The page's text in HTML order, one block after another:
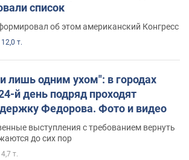
список
об этом американский Конгресс
12,0 т.
лишь одним ухом": в городах
й день подряд проходят
Федорова. Фото и видео
выступления с требованием вернуть
до сих пор
4,7 т.